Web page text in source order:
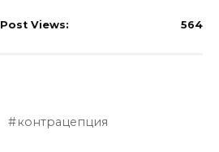
Post Views: 564
контрацепция